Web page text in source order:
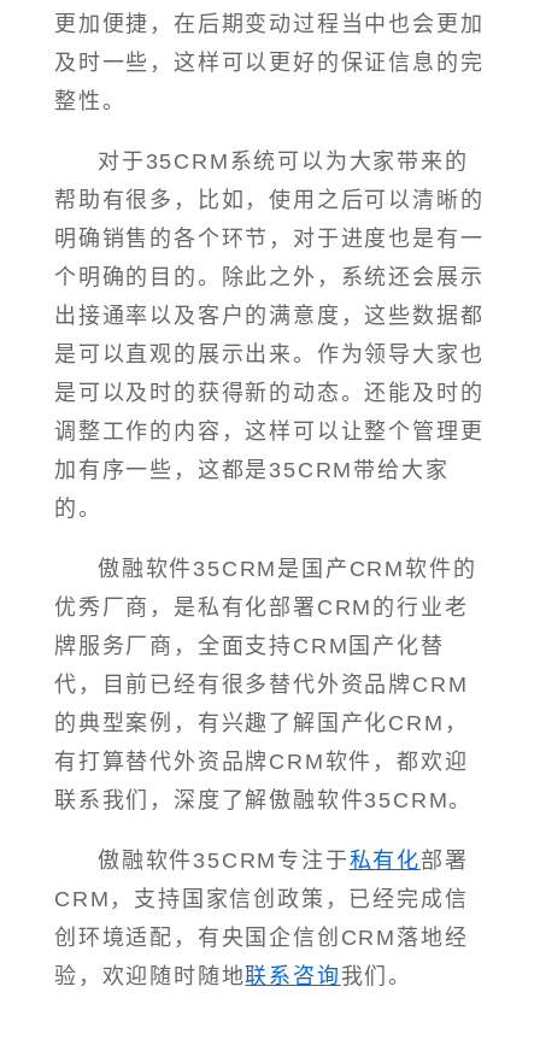
更加便捷，在后期变动过程当中也会更加
及时一些，这样可以更好的保证信息的完
整性。
对于35CRM系统可以为大家带来的
帮助有很多，比如，使用之后可以清晰的
明确销售的各个环节，对于进度也是有一
个明确的目的。除此之外，系统还会展示
出接通率以及客户的满意度，这些数据都
是可以直观的展示出来。作为领导大家也
是可以及时的获得新的动态。还能及时的
调整工作的内容，这样可以让整个管理更
加有序一些，这都是35CRM带给大家
的。
傲融软件35CRM是国产CRM软件的
优秀厂商，是私有化部署CRM的行业老
牌服务厂商，全面支持CRM国产化替
代，目前已经有很多替代外资品牌CRM
的典型案例，有兴趣了解国产化CRM，
有打算替代外资品牌CRM软件，都欢迎
联系我们，深度了解傲融软件35CRM。
傲融软件35CRM专注于私有化部署
CRM，支持国家信创政策，已经完成信
创环境适配，有央国企信创CRM落地经
验，欢迎随时随地联系咨询 我们。